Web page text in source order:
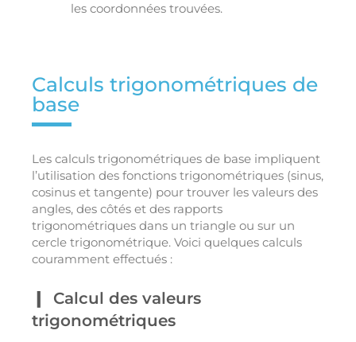
les coordonnées trouvées.
Calculs trigonométriques de
base
Les calculs trigonométriques de base impliquent
l’utilisation des fonctions trigonométriques (sinus,
cosinus et tangente) pour trouver les valeurs des
angles, des côtés et des rapports
trigonométriques dans un triangle ou sur un
cercle trigonométrique. Voici quelques calculs
couramment effectués :
Calcul des valeurs
trigonométriques